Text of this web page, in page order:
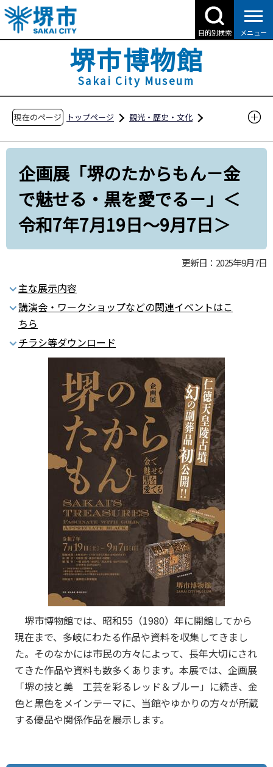
こ
の
ペ
で
目的別検索 メニュー
堺市博物館
Sakai City Museum
現在のページ トップページ
観光・歴史・文化
でる－」＜令和7年7月19日～9月7日＞
企画展「堺のたからもん－金
で魅せる・黒を愛でる－」＜
令和7年7月19日～9月7日＞
更新日：2025年9月7日
主な展示内容
講演会・ワークショップなどの関連イベントはこ
ちら
チラシ等ダウンロード
堺市博物館では、昭和55（1980）年に開館してから
現在まで、多岐にわたる作品や資料を収集してきまし
た。そのなかには市民の方々によって、長年大切にされ
てきた作品や資料も数多くあります。本展では、企画展
「堺の技と美 工芸を彩るレッド＆ブルー」に続き、金
色と黒色をメインテーマに、当館やゆかりの方々が所蔵
する優品や関係作品を展示します。